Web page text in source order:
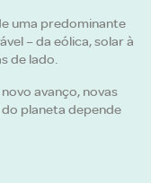
uma predominante
– da eólica, solar à
de lado.
avanço, novas
planeta depende